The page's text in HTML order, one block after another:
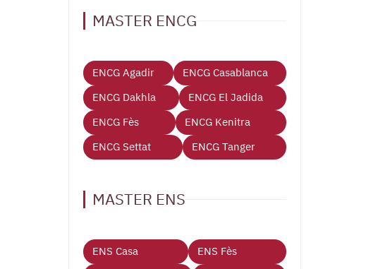
MASTER ENCG
ENCG Agadir
ENCG Casablanca
ENCG Dakhla
ENCG El Jadida
ENCG Fès
ENCG Kenitra
ENCG Settat
ENCG Tanger
MASTER ENS
ENS Casa
ENS Fès